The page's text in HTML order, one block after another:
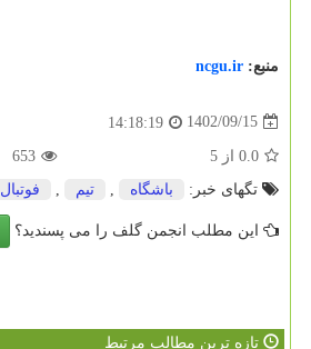
منبع: ncgu.ir
1402/09/15
14:18:19
0.0 از 5
653
تگهای خبر:
باشگاه تیم فوتبال
این مطلب انجمن گلف را می پسندید؟
تازه ترین مطالب مرتبط